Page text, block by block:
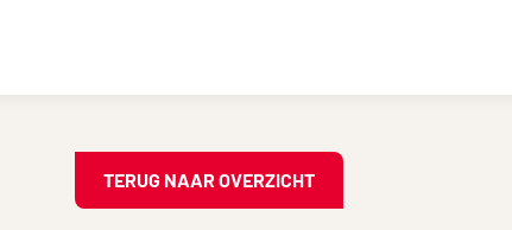
TERUG NAAR OVERZICHT